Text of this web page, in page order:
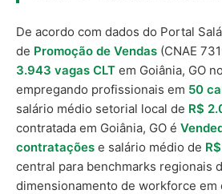
De acordo com dados do Portal
de Promoção de Vendas (CNAE
3.943 vagas CLT em Goiânia, GO
empregando profissionais em 50
salário médio setorial local de R$
contratada em Goiânia, GO é
contratações e salário médio de
central para benchmarks regionais
dimensionamento de workforce em